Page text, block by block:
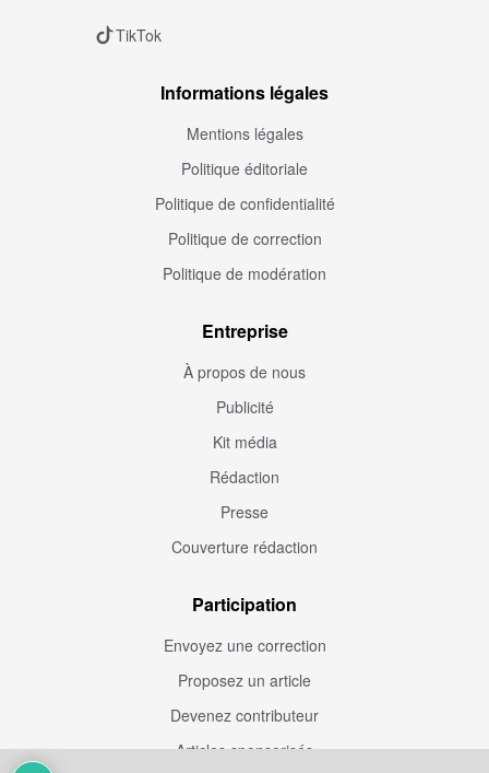
TikTok
Informations légales
Mentions légales
Politique éditoriale
Politique de confidentialité
Politique de correction
Politique de modération
Entreprise
À propos de nous
Publicité
Kit média
Rédaction
Presse
Couverture rédaction
Participation
Envoyez une correction
Proposez un article
Devenez contributeur
Articles sponsorisés